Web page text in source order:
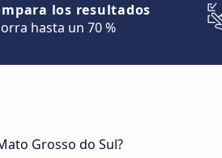
los resultados
hasta un 70 %
Grosso do Sul?